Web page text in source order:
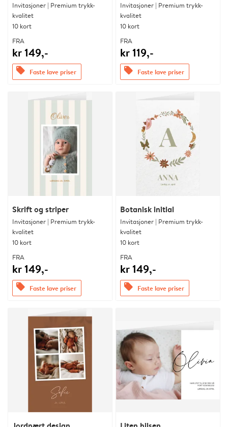
Invitasjoner | Premium trykk-
kvalitet
10 kort
FRA
kr 149,-
offers Faste lave priser
Invitasjoner | Premium trykk-
kvalitet
10 kort
FRA
kr 119,-
offers Faste lave priser
Skrift og striper
Invitasjoner | Premium trykk-
kvalitet
10 kort
FRA
kr 149,-
offers Faste lave priser
Botanisk initial
Invitasjoner | Premium trykk-
kvalitet
10 kort
FRA
kr 149,-
offers Faste lave priser